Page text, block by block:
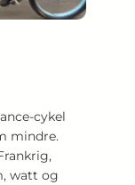
cykel
mindre.
watt og